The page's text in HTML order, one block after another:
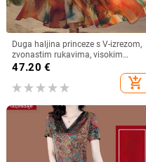
Duga haljina princeze s V-izrezom,
zvonastim rukavima, visokim
strukom, geometrijski uzorak,
47.20 €
add_shopping_cart